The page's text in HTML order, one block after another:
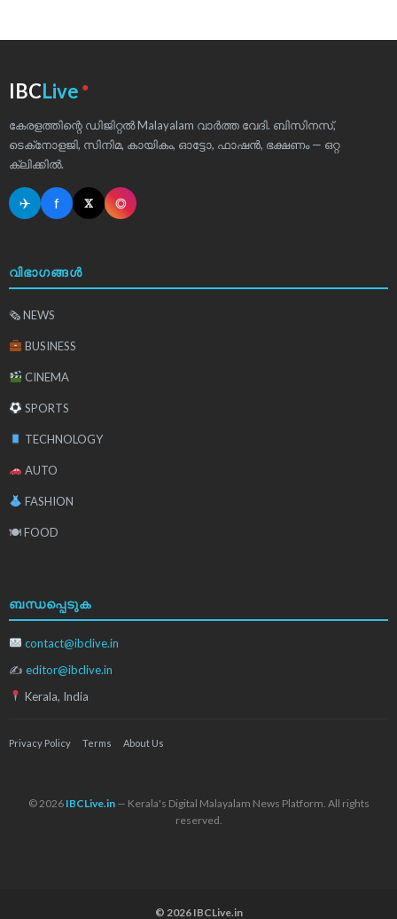
IBCLive ●
കേരളത്തിന്റെ ഡിജിറ്റൽ Malayalam വാർത്ത വേദി. ബിസിനസ്,
ടെക്‌നോളജി, സിനിമ, കായികം, ഓട്ടോ, ഫാഷൻ, ഭക്ഷണം — ഒറ്റ
ക്ലിക്കിൽ.
✈ f 𝕏 ◎
വിഭാഗങ്ങൾ
🗞 NEWS
BUSINESS
CINEMA
SPORTS
TECHNOLOGY
AUTO
FASHION
🍽 FOOD
ബന്ധപ്പെടുക
contact@ibclive.in
✍ editor@ibclive.in
Kerala, India
Privacy Policy Terms About Us
© 2026 IBCLive.in— Kerala's Digital Malayalam News Platform. All rights
reserved.
© 2026 IBCLive.in